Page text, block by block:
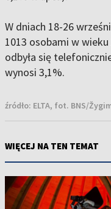
W dniach 18-26
1013 osobami w
odbyła się
wynosi 3,1%.
źródło: ELTA, fot. BNS/
WIĘCEJ NA TEN TEMAT